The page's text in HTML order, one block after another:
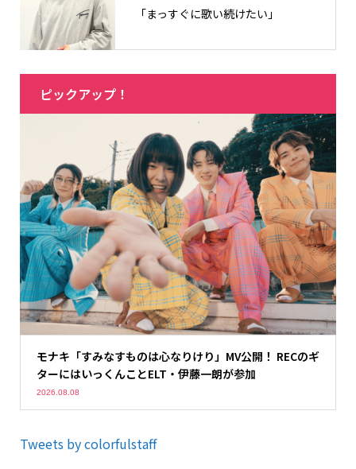
「まっすぐに歌い続けたい」
ピックアップ！
モナキ「すみなすものは心なりけり」MV公開！ RECのギ
ターにはいっくんことELT・伊藤一朗が参加
2026.08.08
Tweets by colorfulstaff